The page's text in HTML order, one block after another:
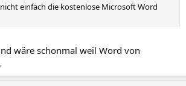
einfach die kostenlose Microsoft Word
wäre schonmal weil Word von